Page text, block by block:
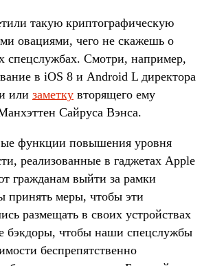
такую криптографическую
овациями, чего не скажешь о
спецслужбах. Смотри, например,
в iOS 8 и Android L директора
или заметку вторящего ему
Сайруса Вэнса.
функции повышения уровня
реализованные в гаджетах Apple
гражданам выйти за рамки
принять меры, чтобы эти
размещать в своих устройствах
бэкдоры, чтобы наши спецслужбы
беспрепятственно